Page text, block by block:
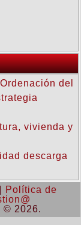
del
vivienda y
descarga
Política de
© 2026.